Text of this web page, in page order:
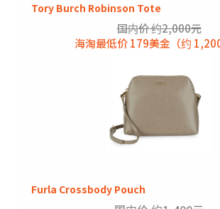
Tory Burch Robinson Tote
国内价 约2,000元
海淘最低价 179美金（约 1,200
Furla Crossbody Pouch